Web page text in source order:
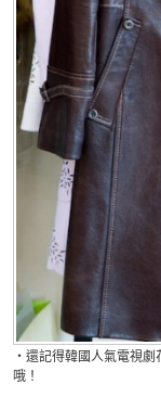
・還記得韓國人氣電視劇
哦！